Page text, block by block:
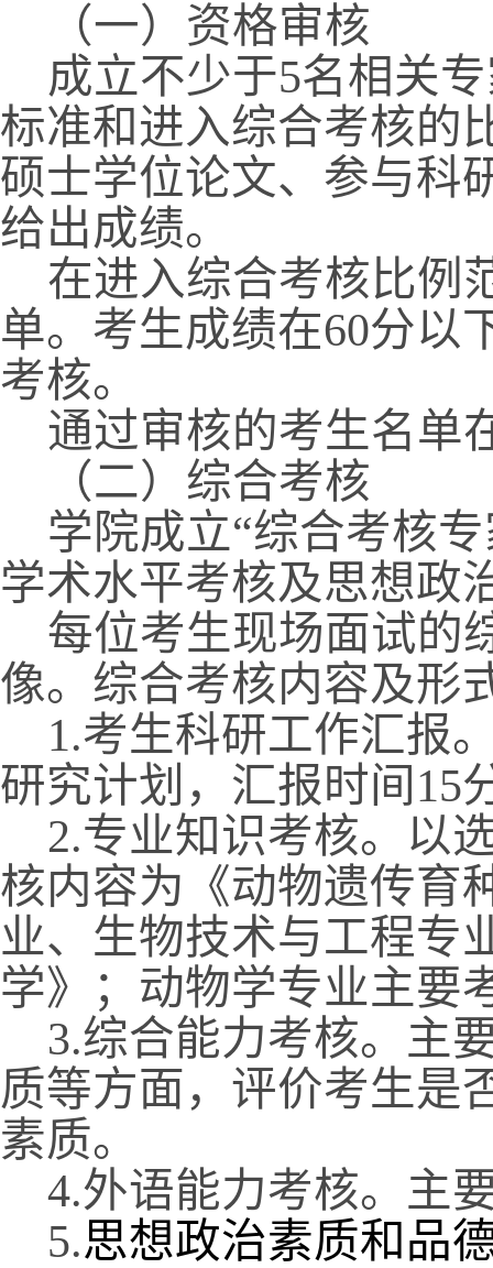
（一）资格审核
成立不少于5名相关
标准和进入综合考核的
硕士学位论文、参与科
给出成绩。
在进入综合考核比例
单。考生成绩在60分以
考核。
通过审核的考生名单
（二）综合考核
学院成立“综合考核
学术水平考核及思想政
每位考生现场面试的
像。综合考核内容及形
1.考生科研工作汇报
研究计划，汇报时间 15
2.专业知识考核。以
核内容为《动物遗传育
业、生物技术与工程专
学》；动物学专业主要
3.综合能力考核。主
质等方面，评价考生是
素质。
4.外语能力考核。主
5.思想政治素质和品